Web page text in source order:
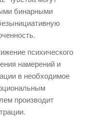
бинарными
психического
намерений и
в необходимое
производит